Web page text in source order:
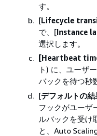
す。
[Lifecycle
で、[Instance
選択します。
[Heartbeat
ト) に、ユーザ
バックを待つ秒
[デフォルトの結
フックがユーザ
ルバックを受け
と、Auto